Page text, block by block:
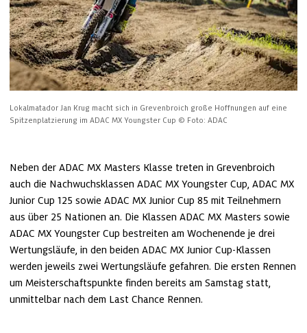
Lokalmatador Jan Krug macht sich in Grevenbroich große Hoffnungen auf eine
Spitzenplatzierung im ADAC MX Youngster Cup © Foto: ADAC
Neben der ADAC MX Masters Klasse treten in Grevenbroich
auch die Nachwuchsklassen ADAC MX Youngster Cup, ADAC MX
Junior Cup 125 sowie ADAC MX Junior Cup 85 mit Teilnehmern
aus über 25 Nationen an. Die Klassen ADAC MX Masters sowie
ADAC MX Youngster Cup bestreiten am Wochenende je drei
Wertungsläufe, in den beiden ADAC MX Junior Cup-Klassen
werden jeweils zwei Wertungsläufe gefahren. Die ersten Rennen
um Meisterschaftspunkte finden bereits am Samstag statt,
unmittelbar nach dem Last Chance Rennen.